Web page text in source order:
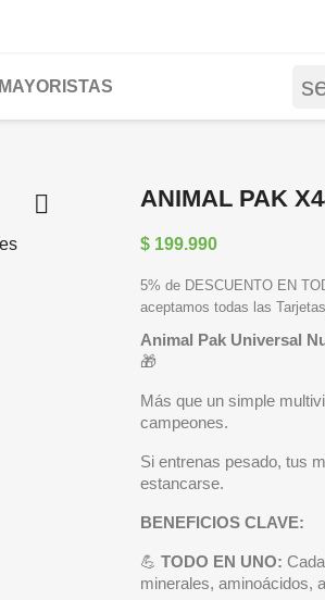
MAYORISTAS
 ANIMAL PAK
$ 199.990
5% de DESCUENTO EN
aceptamos todas las
Animal Pak Universal
🎁
Más que un simple
campeones.
Si entrenas pesado, tus
estancarse.
BENEFICIOS CLAVE:
💪 TODO EN UNO:
minerales, aminoácidos,